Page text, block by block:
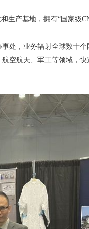
产基地，拥有“国家级
，业务辐射全球数十个
空航天、军工等领域，